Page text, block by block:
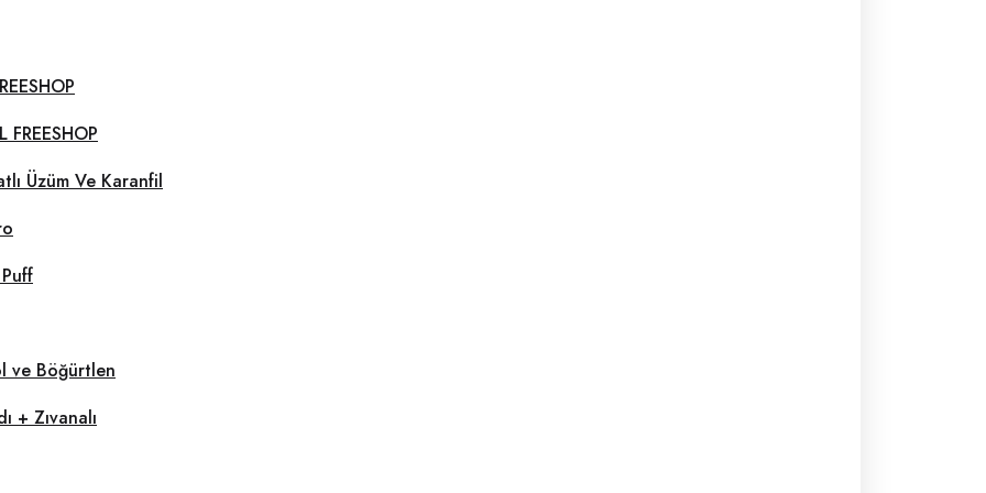
Üzüm Ve Karanfil
ve Böğürtlen
+ Zıvanalı